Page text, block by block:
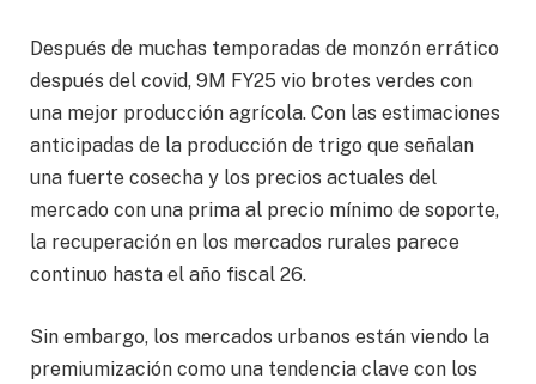
Después de muchas temporadas de monzón errático
después del covid, 9M FY25 vio brotes verdes con
una mejor producción agrícola. Con las estimaciones
anticipadas de la producción de trigo que señalan
una fuerte cosecha y los precios actuales del
mercado con una prima al precio mínimo de soporte,
la recuperación en los mercados rurales parece
continuo hasta el año fiscal 26.
Sin embargo, los mercados urbanos están viendo la
premiumización como una tendencia clave con los